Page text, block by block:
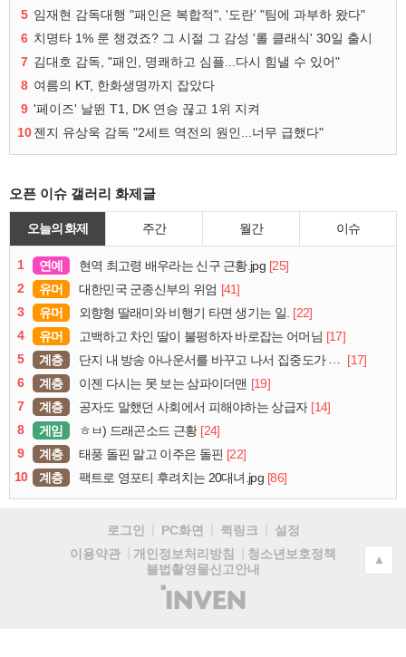
5 임재현 감독대행 "패인은 복합적", '도란' "팀에 과부하 왔다"
6 치명타 1% 룬 챙겼죠? 그 시절 그 감성 '롤 클래식' 30일 출시
7 김대호 감독, "패인, 명쾌하고 심플...다시 힘낼 수 있어"
8 여름의 KT, 한화생명까지 잡았다
9 '페이즈' 날뛴 T1, DK 연승 끊고 1위 지켜
10젠지 유상욱 감독 "2세트 역전의 원인...너무 급했다"
오픈 이슈 갤러리 화제글
오늘의 화제 주간 월간 이슈
1 연예 현역 최고령 배우라는 신구 근황.jpg [25]
2
유머 대한민국 군종신부의 위엄 [41]
3
유머 외향형 딸래미와 비행기 타면 생기는 일. [22]
4
유머 고백하고 차인 딸이 불평하자 바로잡는 어머님 [17]
5
계층 단지 내 방송 아나운서를 바꾸고 나서 집중도가 확 올라갔다는 한 아파트의 안내방송
[17]
6
계층 이젠 다시는 못 보는 삼파이더맨 [19]
7
계층 공자도 말했던 사회에서 피해야하는 상급자 [14]
8
게임 ㅎㅂ) 드래곤소드 근황 [24]
9
계층 태풍 돌핀 말고 이주은 돌핀 [22]
10
계층 팩트로 영포티 후려치는 20대녀.jpg [86]
로그인 PC화면 퀵링크
설정
이용약관
개인정보처리방침
청소년보호정책
불법촬영물신고안내
(주)
인
▲